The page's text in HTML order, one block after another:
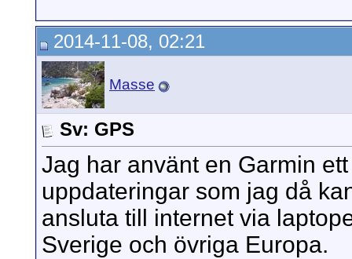
2014-11-08, 02:21
Masse
Sv: GPS
Jag har använt en Garmin
uppdateringar som jag då
ansluta till internet via
Sverige och övriga Europa.